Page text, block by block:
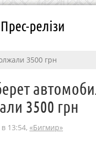
Прес-релізи
3500 грн
3500 грн
13:54, «Бигмир»